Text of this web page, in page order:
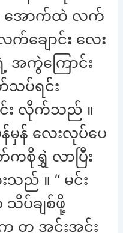
အောက်ထဲ လက်
ျောင်း လေး
ရဲ့ အကွဲကြောင်း
သပ်ရင်း
း လိုက်သည် ။
န် လေးလုပ်ပေ
ကစိုရွှဲ လာပြီး
သည် ။ “ မင်း
သိပ်ချစ်ဖို့
က တ အင်းအင်း